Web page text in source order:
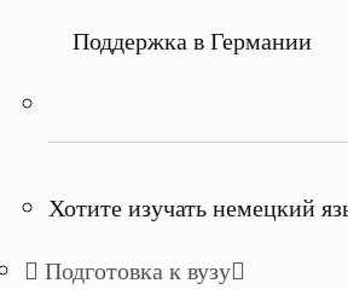
Поддержка в Германии
Хотите изучать немецкий
Подготовка к вузу